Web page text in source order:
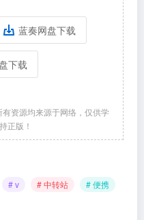
蓝奏网盘下载
下载
资源均来源于网络，仅供学
正版！
# v # 中转站
# 便携